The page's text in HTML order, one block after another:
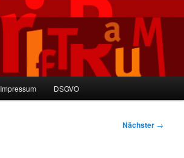
Impressum DSGVO
Nächster →